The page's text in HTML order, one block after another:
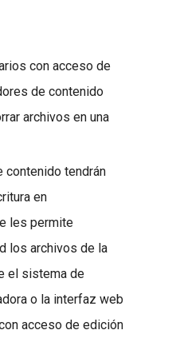
con acceso de
de contenido
archivos en una
contenido tendrán
en
les permite
los archivos de la
el sistema de
o la interfaz web
acceso de edición